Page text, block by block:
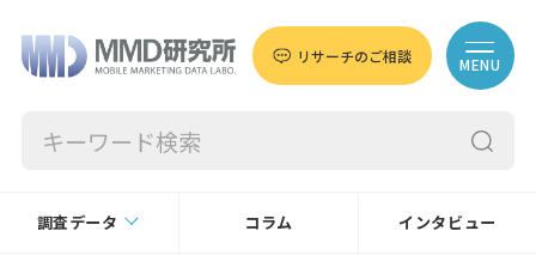
リサーチのご相談 MENU
調査データ コラム インタビュー